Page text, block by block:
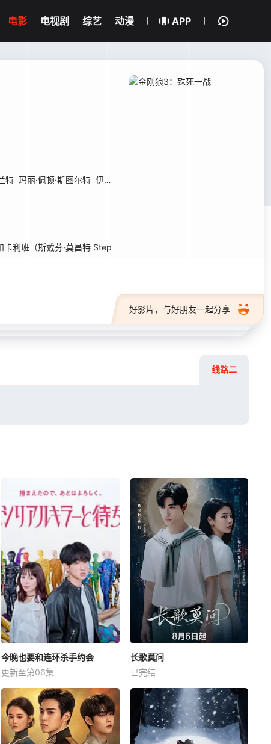
电影 电视剧 综艺 动漫 APP
特 玛丽·佩顿·斯图尔特 伊利斯·尼尔
利班（斯戴芬·莫昌特 Step
好影片，与好朋友一起分享
线路二
今晚也要和连环杀手约会
更新至第06集
长歌莫问
已完结